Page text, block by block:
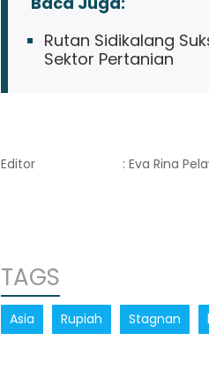
Rutan Sidikalang
Sektor Pertanian
Editor : Eva Rina
TAGS
Asia Rupiah Stagnan